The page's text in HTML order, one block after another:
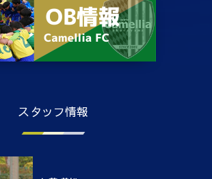
スタッフ情報